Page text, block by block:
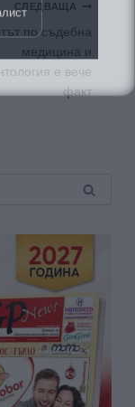
СЛЕДВАЩА
по съдебна
медицина и
е вече
факт